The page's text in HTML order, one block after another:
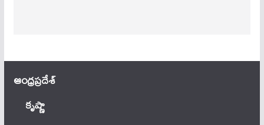
ఆంధ్ర‌ప్ర‌దేశ్
కృష్ణా